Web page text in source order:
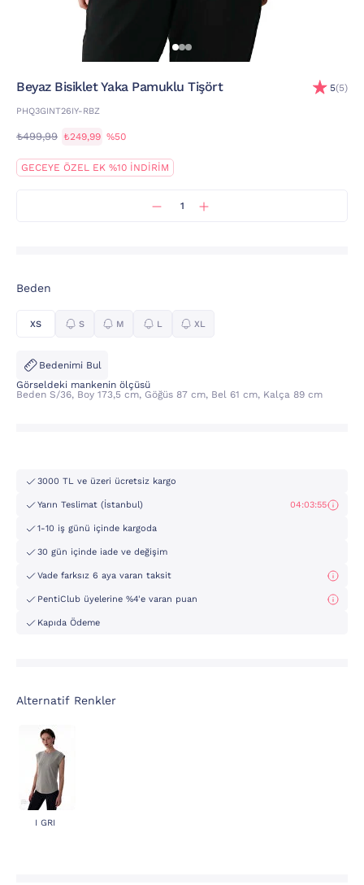
Beyaz Bisiklet Yaka Pamuklu Tişört
PHQ3GINT26IY-RBZ
5(5)
₺499,99 ₺249,99 %50
GECEYE ÖZEL EK %10 İNDİRİM
Beden
XS S M L XL
Bedenimi Bul
Görseldeki mankenin ölçüsü
Beden S/36, Boy 173,5 cm, Göğüs 87 cm, Bel 61 cm, Kalça 89 cm
3000 TL ve üzeri ücretsiz kargo
Yarın Teslimat (İstanbul) 04:03:55
1-10 iş günü içinde kargoda
30 gün içinde iade ve değişim
Vade farksız 6 aya varan taksit
PentiClub üyelerine %4'e varan puan
Kapıda Ödeme
Alternatif Renkler
I GRI